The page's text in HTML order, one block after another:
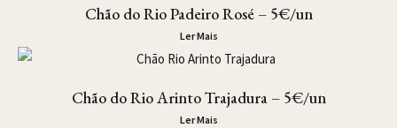
Chão do Rio Padeiro Rosé – 5€/un
Ler Mais
Chão do Rio Arinto Trajadura – 5€/un
Ler Mais